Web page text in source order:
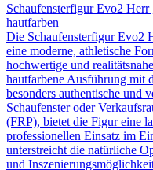
Schaufensterfigur Evo2
hautfarben
Die Schaufensterfigur Evo2
eine moderne, athletische
hochwertige und
hautfarbene Ausführung mit
besonders authentische und
Schaufenster oder
(FRP), bietet die Figur eine
professionellen Einsatz im
unterstreicht die natürliche
und